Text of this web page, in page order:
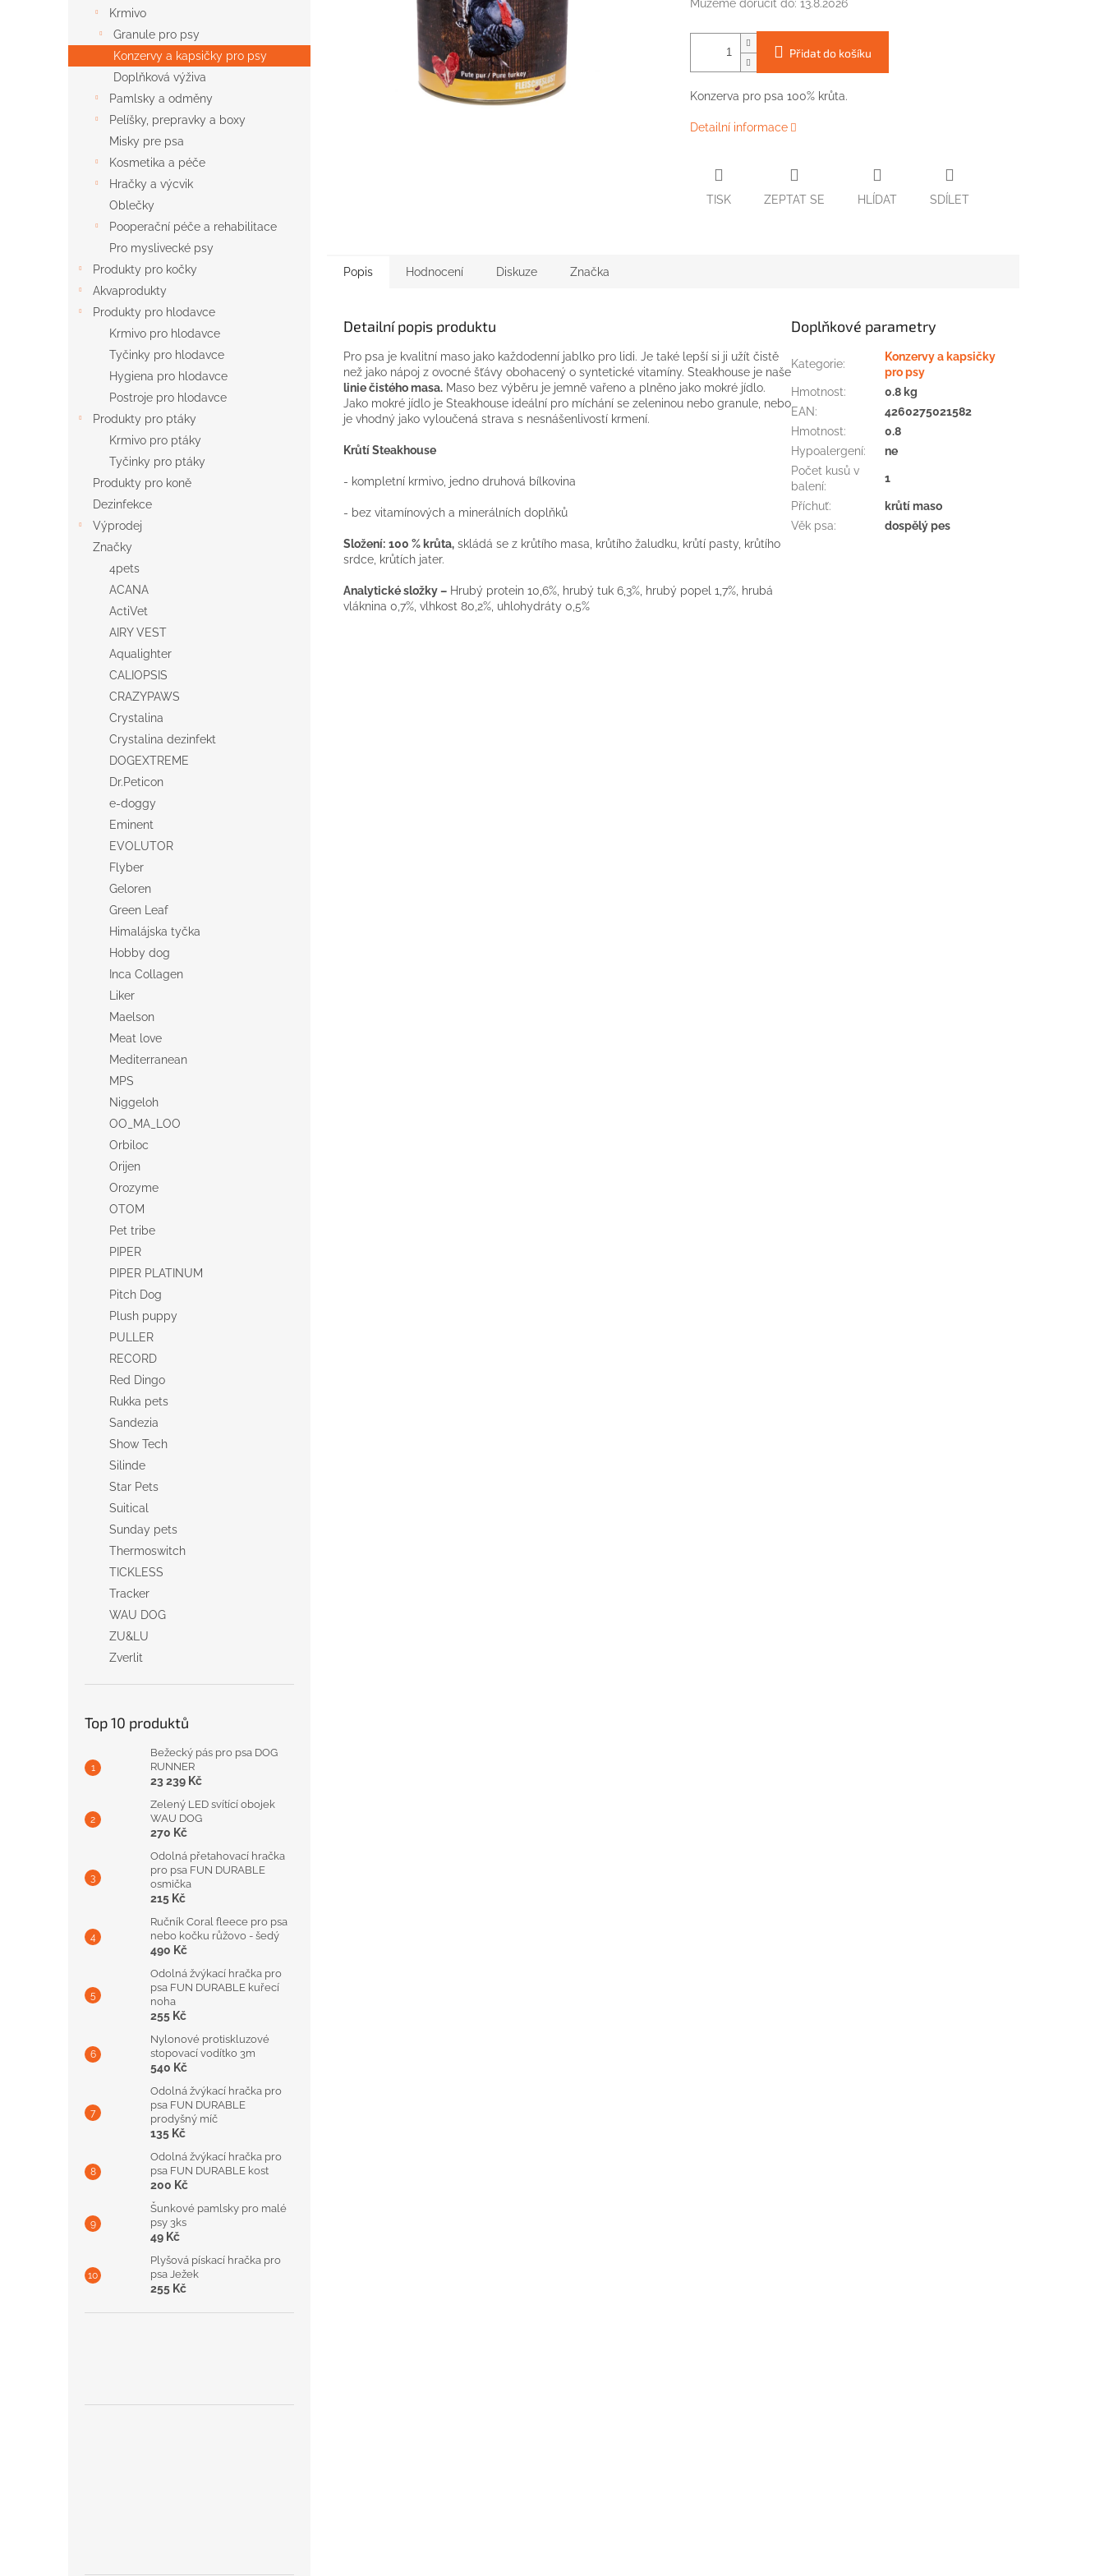
l
Krmivo
Granule pro psy
Konzervy a kapsičky pro psy
Doplňková výživa
Pamlsky a odměny
Pelíšky, prepravky a boxy
Misky pre psa
Kosmetika a péče
Hračky a výcvik
Oblečky
Pooperační péče a rehabilitace
Pro myslivecké psy
Produkty pro kočky
Akvaprodukty
Produkty pro hlodavce
Krmivo pro hlodavce
Tyčinky pro hlodavce
Hygiena pro hlodavce
Postroje pro hlodavce
Produkty pro ptáky
Krmivo pro ptáky
Tyčinky pro ptáky
Produkty pro koně
Dezinfekce
Výprodej
Značky
4pets
ACANA
ActiVet
AIRY VEST
Aqualighter
CALIOPSIS
CRAZYPAWS
Crystalina
Crystalina dezinfekt
DOGEXTREME
Dr.Peticon
e-doggy
Eminent
EVOLUTOR
Flyber
Geloren
Green Leaf
Himalájska tyčka
Hobby dog
Inca Collagen
Liker
Maelson
Meat love
Mediterranean
MPS
Niggeloh
OO_MA_LOO
Orbiloc
Orijen
Orozyme
OTOM
Pet tribe
PIPER
PIPER PLATINUM
Pitch Dog
Plush puppy
PULLER
RECORD
Red Dingo
Rukka pets
Sandezia
Show Tech
Silinde
Star Pets
Suitical
Sunday pets
Thermoswitch
TICKLESS
Tracker
WAU DOG
ZU&LU
Zverlit
Top 10 produktů
Bežecký pás pro psa DOG
RUNNER
23 239 Kč
Zelený LED svítící obojek
WAU DOG
270 Kč
Odolná přetahovací hračka
pro psa FUN DURABLE
osmička
215 Kč
Ručník Coral fleece pro psa
nebo kočku růžovo - šedý
490 Kč
Odolná žvýkací hračka pro
psa FUN DURABLE kuřecí
noha
255 Kč
Nylonové protiskluzové
stopovací vodítko 3m
540 Kč
Odolná žvýkací hračka pro
psa FUN DURABLE
prodyšný míč
135 Kč
Odolná žvýkací hračka pro
psa FUN DURABLE kost
200 Kč
Šunkové pamlsky pro malé
psy 3ks
49 Kč
Plyšová pískací hračka pro
psa Ježek
255 Kč
Můžeme doručit do: 13.8.2026
Přidat do košíku
Konzerva pro psa 100% krůta.
Detailní informace
TISK ZEPTAT SE HLÍDAT SDÍLET
Popis Hodnocení Diskuze Značka
Detailní popis produktu
Pro psa je kvalitní maso jako každodenní jablko pro lidi. Je také lepší si ji užít čistě
než jako nápoj z ovocné šťávy obohacený o syntetické vitamíny. Steakhouse je naše
linie čistého masa. Maso bez výběru je jemně vařeno a plněno jako mokré jídlo.
Jako mokré jídlo je Steakhouse ideální pro míchání se zeleninou nebo granule, nebo
je vhodný jako vyloučená strava s nesnášenlivostí krmení.
Krůtí Steakhouse
- kompletní krmivo, jedno druhová bílkovina
- bez vitamínových a minerálních doplňků
Složení: 100 % krůta, skládá se z krůtího masa, krůtího žaludku, krůtí pasty, krůtího
srdce, krůtích jater.
Analytické složky – Hrubý protein 10,6%, hrubý tuk 6,3%, hrubý popel 1,7%, hrubá
vláknina 0,7%, vlhkost 80,2%, uhlohydráty 0,5%
Doplňkové parametry
Kategorie:
Konzervy a kapsičky
pro psy
Hmotnost:
0.8 kg
EAN:
4260275021582
Hmotnost:
0.8
Hypoalergení:
ne
Počet kusů v
balení:
1
Příchuť:
krůtí maso
Věk psa: dospělý pes